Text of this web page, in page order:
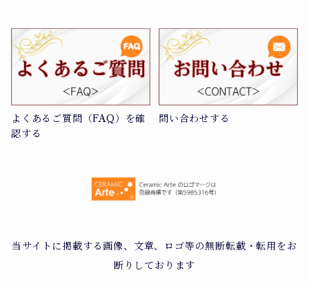
よくあるご質問（FAQ）を確
認する
問い合わせする
当サイトに掲載する画像、文章、ロゴ等の無断転載・転用をお
断りしております